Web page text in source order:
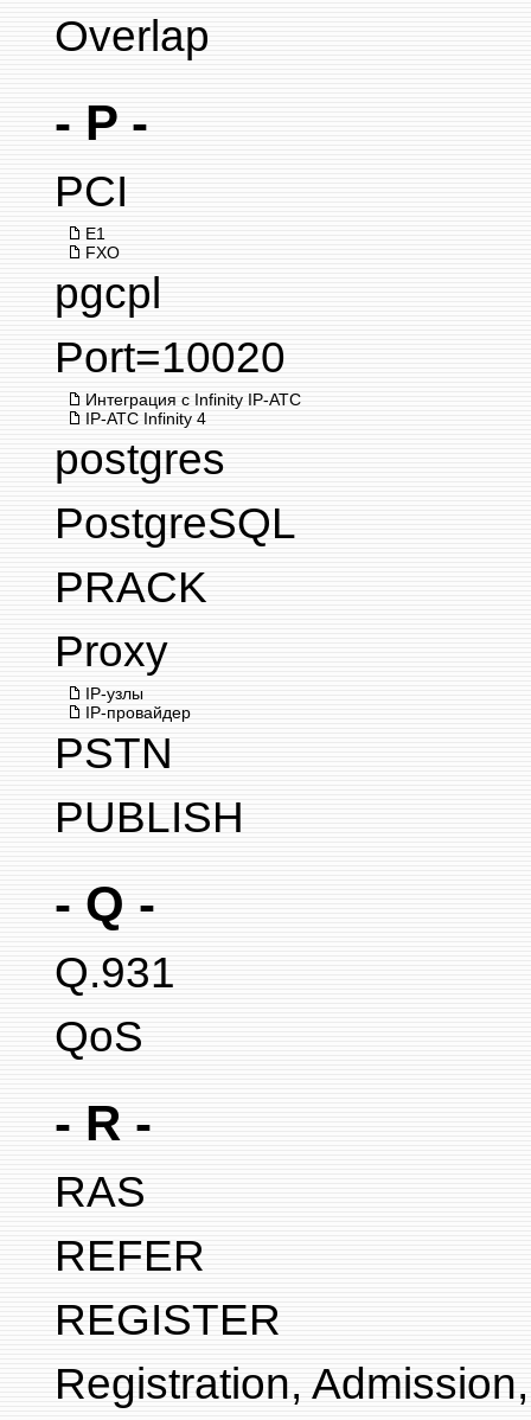
Overlap
- P -
PCI
E1
FXO
pgcpl
Port=10020
Интеграция с Infinity IP-АТС
IP-АТС Infinity 4
postgres
PostgreSQL
PRACK
Proxy
IP-узлы
IP-провайдер
PSTN
PUBLISH
- Q -
Q.931
QoS
- R -
RAS
REFER
REGISTER
Registration,